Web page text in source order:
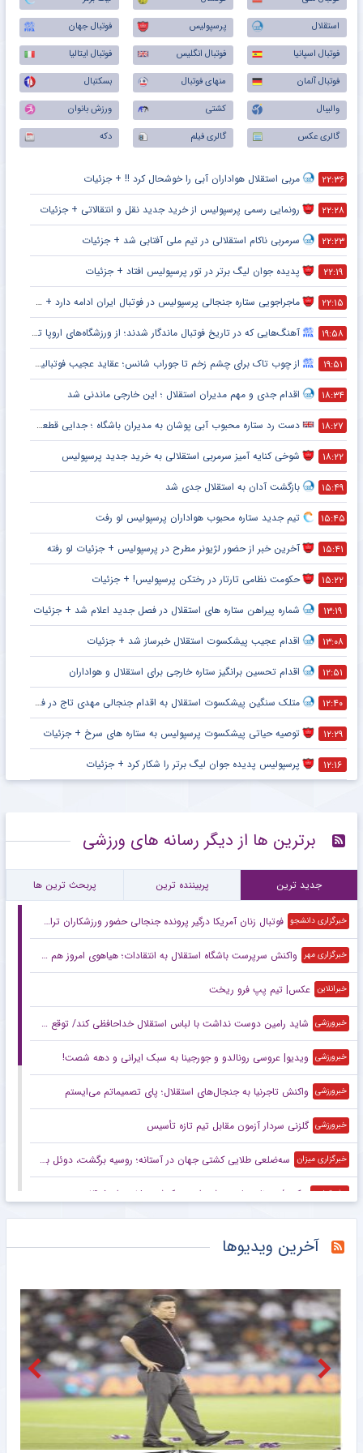
استقلال
پرسپولیس
فوتبال جهان
فوتبال اسپانیا
فوتبال انگلیس
فوتبال ایتالیا
فوتبال آلمان
منهای فوتبال
بسکتبال
والیبال
کشتی
ورزش بانوان
گالری عکس
گالری فیلم دکه
۲۲:۳۶ مربی استقلال هواداران آبی را خوشحال کرد !! + جزئیات
۲۲:۲۸ رونمایی رسمی پرسپولیس از خرید جدید نقل و انتقالاتی + جزئیات
۲۲:۲۳ سرمربی ناکام استقلالی در تیم ملی آفتابی شد + جزئیات
۲۲:۱۹ پدیده جوان لیگ برتر در تور پرسپولیس افتاد + جزئیات
۲۲:۱۵ ماجراجویی ستاره جنجالی پرسپولیس در فوتبال ایران ادامه دارد + جزئیات
۱۹:۵۸ آهنگ‌هایی که در تاریخ فوتبال ماندگار شدند؛ از ورزشگاه‌های اروپا تا جام جهانی
۱۹:۵۱ از چوب تاک برای چشم زخم تا جوراب شانس؛ عقاید عجیب فوتبالیست‌ها!
۱۸:۳۴ اقدام جدی و مهم مدیران استقلال ؛ این خارجی ماندنی شد
۱۸:۲۷ دست رد ستاره محبوب آبی پوشان به مدیران باشگاه ؛ جدایی قطعی است !
۱۸:۲۲ شوخی کنایه آمیز سرمربی استقلالی به خرید جدید پرسپولیس
۱۵:۴۹ بازگشت آدان به استقلال جدی شد
۱۵:۴۵ تیم جدید ستاره محبوب هواداران پرسپولیس لو رفت
۱۵:۴۱ آخرین خبر از حضور لژیونر مطرح در پرسپولیس + جزئیات لو رفته
۱۵:۲۲ حکومت نظامی تارتار در رختکن پرسپولیس! + جزئیات
۱۳:۱۹ شماره پیراهن ستاره های استقلال در فصل جدید اعلام شد + جزئیات
۱۳:۰۸ اقدام عجیب پیشکسوت استقلال خبرساز شد + جزئیات
۱۲:۵۱ اقدام تحسین برانگیز ستاره خارجی برای استقلال و هواداران
۱۲:۴۰ متلک سنگین پیشکسوت استقلال به اقدام جنجالی مهدی تاج در فدراسیون فوتبال
۱۲:۲۹ توصیه حیاتی پیشکسوت پرسپولیس به ستاره های سرخ + جزئیات
۱۲:۱۶ پرسپولیس پدیده جوان لیگ برتر را شکار کرد + جزئیات
برترین ها از دیگر رسانه های ورزشی
جدید ترین پربیننده ترین پربحث ترین ها
خبرگزاری دانشجو فوتبال زنان آمریکا درگیر پرونده جنجالی حضور ورزشکاران تراجنسیتی
خبرگزاری مهر واکنش سرپرست باشگاه استقلال به انتقادات؛ هیاهوی امروز هم می‌گذرد!
خبرانلاین عکس| تیم پپ فرو ریخت
خبرورزشی شاید رامین دوست نداشت با لباس استقلال خداحافظی کند/ توقع چندانی از این استقلال نداریم/ این پنجره بسته حاصل شوک‌های مدیریتی است
خبرورزشی ویدیو| عروسی رونالدو و جورجینا به سبک ایرانی و دهه شصت!
خبرورزشی واکنش تاجرنیا به جنجال‌های استقلال؛ پای تصمیماتم می‌ایستم
خبرورزشی گلزنی سردار آزمون مقابل تیم تازه تأسیس
خبرگزاری میزان سه‌ضلعی طلایی کشتی جهان در آستانه؛ روسیه برگشت، دوئل بزرگ ایران و آمریکا
مشرق نیوز عکس/ روزنامه‌های ورزشی امروز یک‌شنبه ۱۸ مرداد ۱۴۰۵
خبرگزاری مهر واکنش تند فیفا به تلاش‌ها برای برکناری اینفانتینو
خبرگزاری مهر تیم ملی زنان در انتظار فیفادی؛ دو بازی تدارکاتی و یک سؤال درباره نیمکت
خبرگزاری مهر پرسپولیس و نخستین چالش حقوقی برای «سرمربی» پیش از آغاز لیگ برتر
خبرورزشی دنده عقب به سبک رامین رضاییان؛ پرسپولیس هم جزو گزینه‌هاست!
آخرین ویدیوها